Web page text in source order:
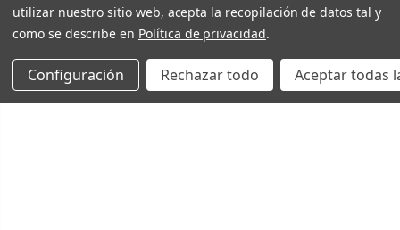
utilizar nuestro sitio web, acepta la recopilación de datos tal y
como se describe en Política de privacidad.
Configuración Rechazar todo Aceptar todas